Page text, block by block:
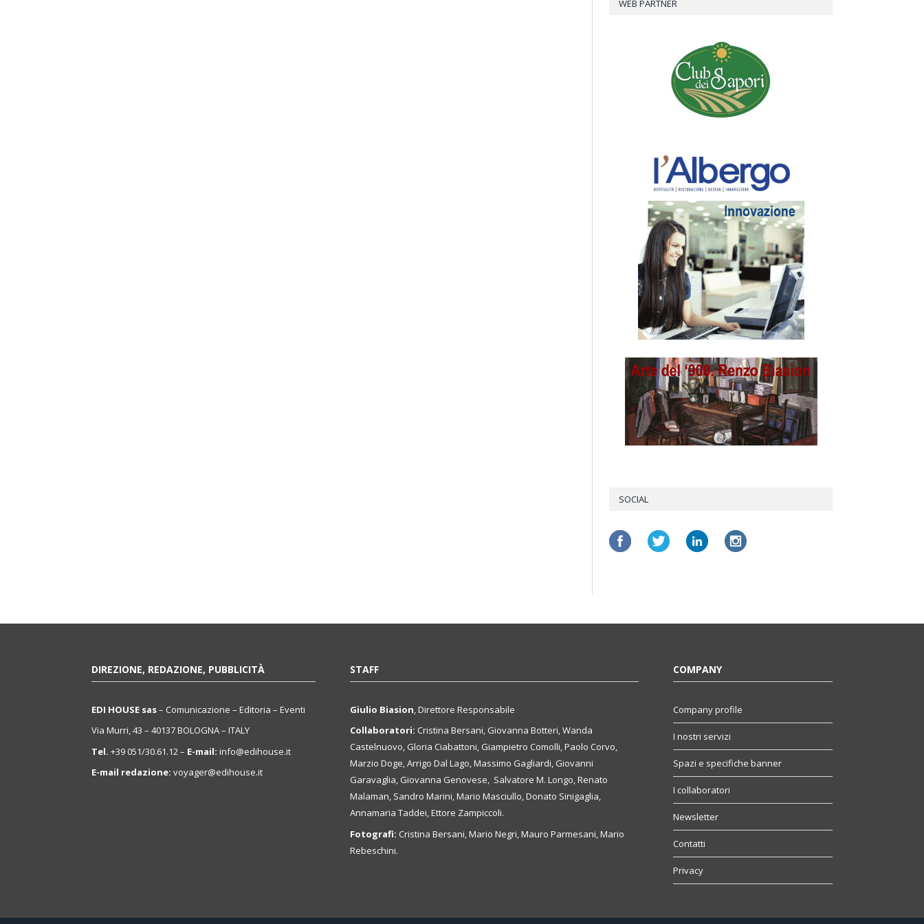
WEB PARTNER
SOCIAL
DIREZIONE, REDAZIONE, PUBBLICITÀ
EDI HOUSE sas– Comunicazione – Editoria – Eventi
Via Murri, 43 – 40137 BOLOGNA – ITALY
Tel. +39 051/30.61.12 – E-mail: info@edihouse.it
E-mail redazione: voyager@edihouse.it
STAFF
Giulio Biasion, Direttore Responsabile
Collaboratori: Cristina Bersani, Giovanna Botteri, Wanda
Castelnuovo, Gloria Ciabattoni, Giampietro Comolli, Paolo Corvo,
Marzio Doge, Arrigo Dal Lago, Massimo Gagliardi, Giovanni
Garavaglia, Giovanna Genovese, Salvatore M. Longo, Renato
Malaman, Sandro Marini, Mario Masciullo, Donato Sinigaglia,
Annamaria Taddei, Ettore Zampiccoli.
Fotografi: Cristina Bersani, Mario Negri, Mauro Parmesani, Mario
Rebeschini.
COMPANY
Company profile
I nostri servizi
Spazi e specifiche banner
I collaboratori
Newsletter
Contatti
Privacy